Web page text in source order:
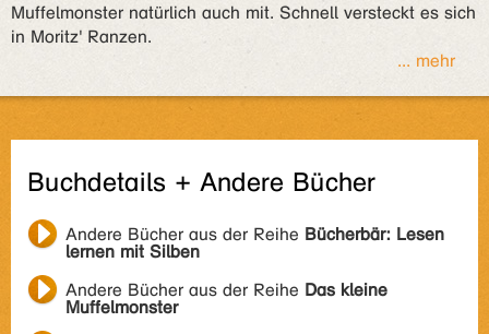
Muffelmonster natürlich auch mit. Schnell versteckt es sich
in Moritz' Ranzen.
... mehr
Buchdetails + Andere Bücher
Andere Bücher aus der Reihe Bücherbär: Lesen
lernen mit Silben
Andere Bücher aus der Reihe Das kleine
Muffelmonster